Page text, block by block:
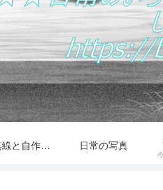
アマチュア無線と自作PC＆サーバー 日常の写真